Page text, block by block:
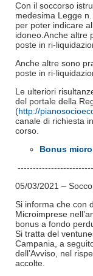
Con il soccorso
medesima Legge
per poter indicare
idoneo.Anche altre
poste in ri-
Anche altre sono
poste in ri-
Le ulteriori
del portale della
(http://
canale di richiesta
corso.
Bonus
05/03/2021 –
Si informa che con
Microimprese​
bonus a fondo
Si tratta del
Campania, a
dell’Avviso, nel
accolte.